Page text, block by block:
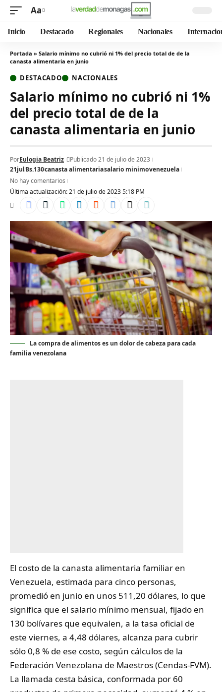
Aa
Inicio Destacado Regionales Nacionales
Portada » Salario mínimo no cubrió ni 1% del precio total de de la
canasta alimentaria en junio
DESTACADO NACIONALES
Salario mínimo no cubrió ni 1%
del precio total de de la
canasta alimentaria en junio
Última actualización: 21 de julio de 2023 5:18 PM
PorEulogia Beatriz
Publicado 21 de julio de 2023
21julBs.130canasta alimentariasalario minimovenezuela
No hay comentarios
La compra de alimentos es un dolor de cabeza para cada
familia venezolana
El costo de la canasta alimentaria familiar en
Venezuela, estimada para cinco personas,
promedió en junio en unos 511,20 dólares, lo que
significa que el salario mínimo mensual, fijado en
130 bolívares que equivalen, a la tasa oficial de
este viernes, a 4,48 dólares, alcanza para cubrir
sólo 0,8 % de ese costo, según cálculos de la
Federación Venezolana de Maestros (Cendas-FVM).
La llamada cesta básica, conformada por 60